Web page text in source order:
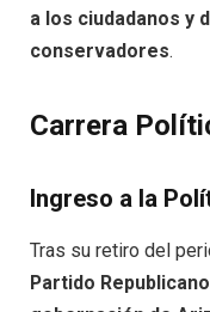
a los ciudadanos y
conservadores.
Carrera
Ingreso a la
Tras su retiro del
Partido Republicano